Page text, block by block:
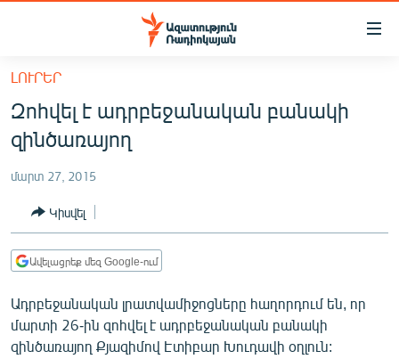
Մատչելիության
հիմնական
բովանդակությանը
Անցնել
հիմնական
մենյուին
ՀԱՅԱՍՏԱՆ
ՔԱՂԱՔԱԿԱՆ
ԸՆՏՐՈՒԹՅՈՒՆՆԵՐ 2026
ԻՐԱՎՈՒՆՔ
ՀԱՍԱՐԱԿՈՒԹՅՈՒՆ
ՂԱՐԱԲԱՂ
ՊԱՏԵՐԱԶՄԻ 6 ՇԱԲԱԹՆԵՐԸ
ԼՈՒՐԵՐ
Զոհվել է ադրբեջանական բանակի
զինծառայող
մարտ 27, 2015
Կիսվել
Ավելացրեք մեզ Google-ում
Ադրբեջանական լրատվամիջոցները հաղորդում են, որ
մարտի 26-ին զոհվել է ադրբեջանական բանակի
զինծառայող Քյազիմով Էտիբար Խուդավի օղլուն: